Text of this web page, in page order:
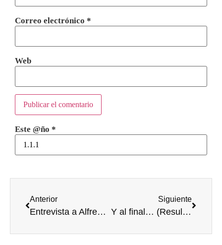
Correo electrónico *
Web
Este @ño *
Anterior
Entrevista a Alfredo Jiménez Eguizabal
Siguiente
Y al final… (Resultado de las elecciones a rector)